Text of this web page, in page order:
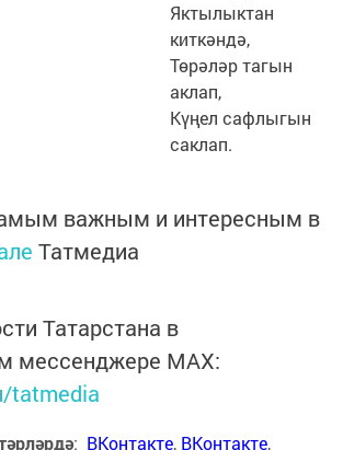
Яктылыктан
киткәндә,
Төрәләр тагын
аклап,
Күңел сафлыгын
саклап.
важным и интересным в
Татмедиа
Татарстана в
мессенджере MАХ:
tatmedia
: ВКонтакте, ВКонтакте,